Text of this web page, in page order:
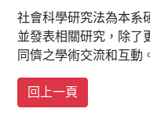
社會科學研究法為本系
並發表相關研究，除了
同儕之學術交流和互動